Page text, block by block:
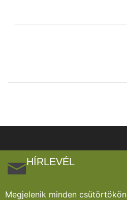
HÍRLEVÉL
Megjelenik minden csütörtökön